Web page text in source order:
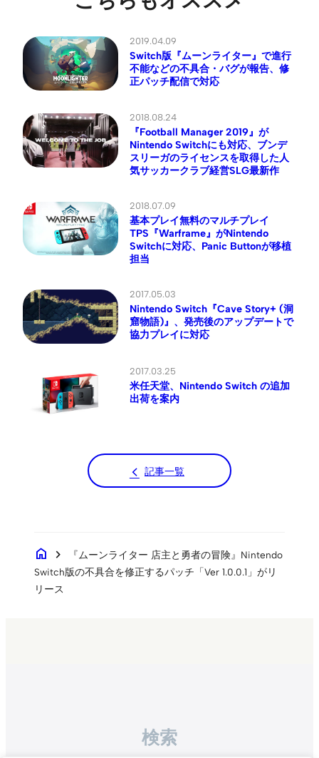
2019.04.09
Switch版『ムーンライター』で進行
不能などの不具合・バグが報告、修
正パッチ配信で対応
2018.08.24
『Football Manager 2019』が
Nintendo Switchにも対応、ブンデ
スリーガのライセンスを取得した人
気サッカークラブ経営SLG最新作
2018.07.09
基本プレイ無料のマルチプレイ
TPS『Warframe』がNintendo
Switchに対応、Panic Buttonが移植
担当
2017.05.03
Nintendo Switch『Cave Story+ (洞
窟物語)』、発売後のアップデートで
協力プレイに対応
2017.03.25
米任天堂、Nintendo Switch の追加
出荷を案内
記事一覧
home chevron_right
『ムーンライター 店主と勇者の冒険』Nintendo
Switch版の不具合を修正するパッチ「Ver 1.0.0.1」がリ
リース
検索